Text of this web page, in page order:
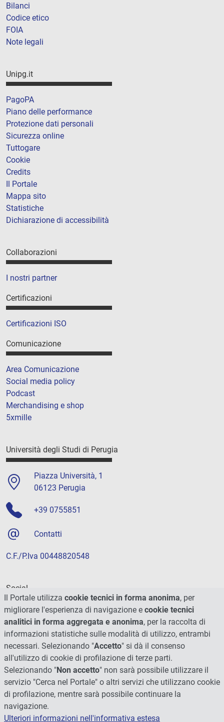
Bilanci
Codice etico
FOIA
Note legali
Unipg.it
PagoPA
Piano delle performance
Protezione dati personali
Sicurezza online
Tuttogare
Cookie
Credits
Il Portale
Mappa sito
Statistiche
Dichiarazione di accessibilità
Collaborazioni
I nostri partner
Certificazioni
Certificazioni ISO
Comunicazione
Area Comunicazione
Social media policy
Podcast
Merchandising e shop
5xmille
Università degli Studi di Perugia
Piazza Università, 1
06123 Perugia
+39 0755851
Contatti
C.F./P.Iva 00448820548
Social
Il Portale utilizza cookie tecnici in forma anonima, per
migliorare l'esperienza di navigazione e cookie tecnici
analitici in forma aggregata e anonima, per la raccolta di
informazioni statistiche sulle modalità di utilizzo, entrambi
necessari. Selezionando "Accetto" si dà il consenso
all'utilizzo di cookie di profilazione di terze parti.
Selezionando "Non accetto" non sarà possibile utilizzare il
servizio "Cerca nel Portale" o altri servizi che utilizzano cookie
di profilazione, mentre sarà possibile continuare la
navigazione.
Ulteriori informazioni nell'informativa estesa